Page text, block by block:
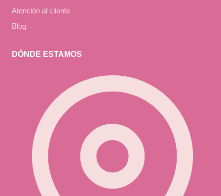
Atención al cliente
Blog
DÓNDE ESTAMOS